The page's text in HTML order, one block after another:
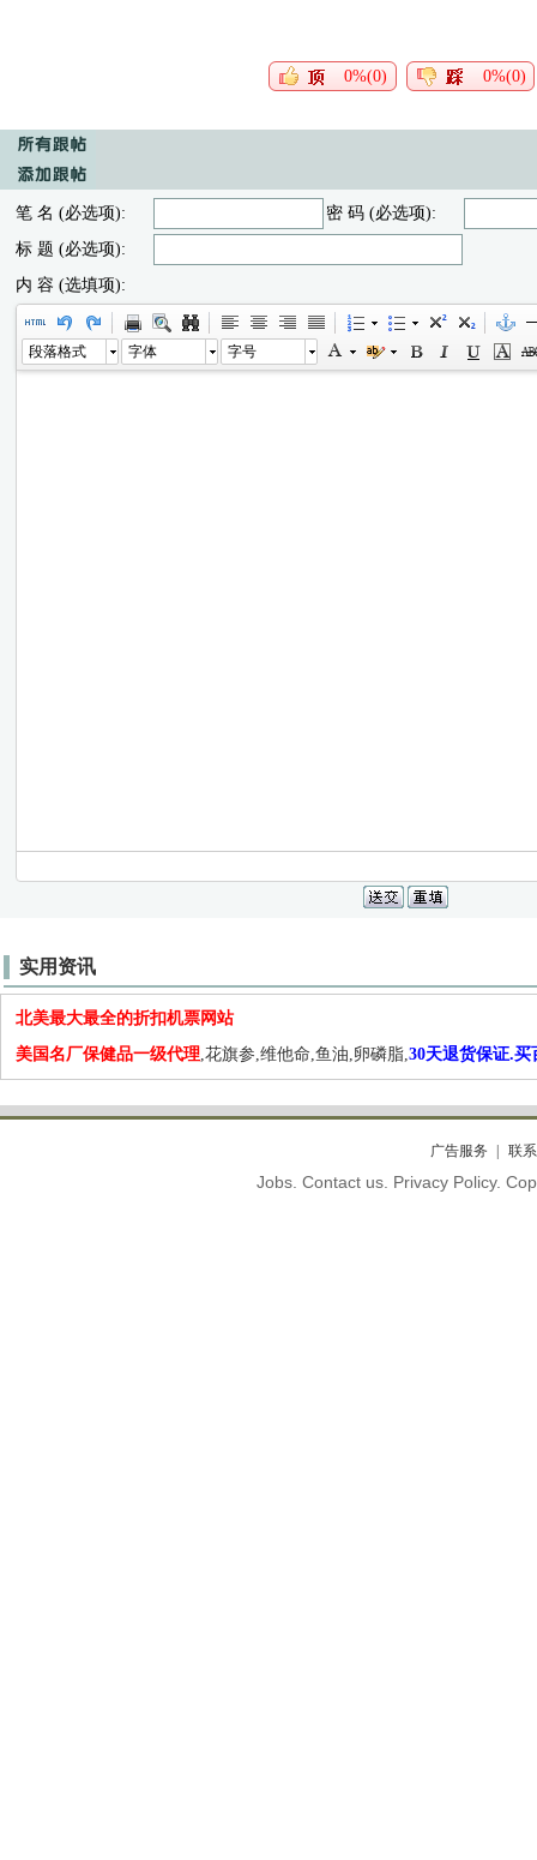
0%(0) 0%(0)
笔 名 (必选项):
密 码 (必选项):
标 题 (必选项):
内 容 (选填项):
段落格式 字体 字号
实用资讯
北美最大最全的折扣机票网站
美国名厂保健品一级代理,花旗参,维他命,鱼油,卵磷脂,30天退货保证.买
广告服务 联
Jobs. Contact us. Privacy Policy.